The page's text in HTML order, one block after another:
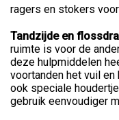
ragers en stokers
Tandzijde en
ruimte is voor de
deze hulpmiddelen
voortanden het vuil
ook speciale
gebruik eenvoudiger